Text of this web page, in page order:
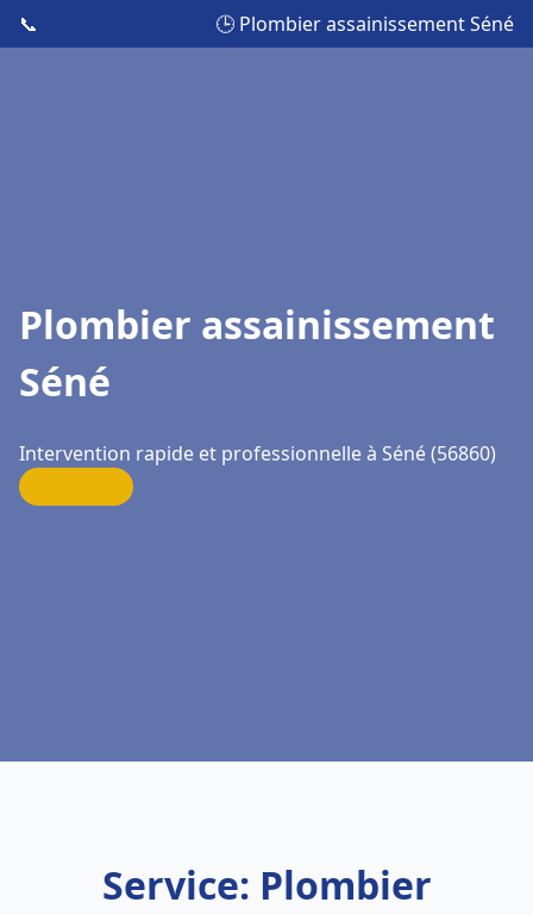
📞 🕒 Plombier assainissement Séné
Plombier assainissement
Séné
Intervention rapide et professionnelle à Séné (56860)
Service: Plombier